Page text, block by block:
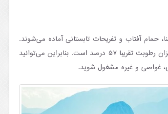
حمام آفتاب و تفریحات تابستانی آماده می‌شوند.
در این روزها میانگین دما ۳۰ تا ۳۶ درجه سانتی‌گراد بوده و میزان رطوبت تقریبا ۵۷ درصد است. بنابراین می‌توانید
غواصی و غیره مشغول شوید.